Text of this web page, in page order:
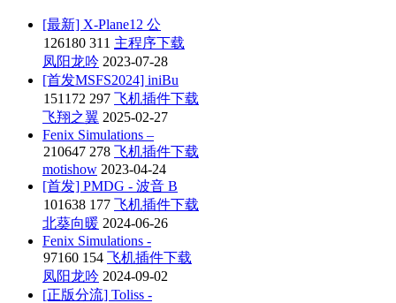
[最新] X-Plane12 公
126180 311 主程序下载
凤阳龙吟 2023-07-28
[首发MSFS2024] iniBu
151172 297 飞机插件下载
飞翔之翼 2025-02-27
Fenix Simulations –
210647 278 飞机插件下载
motishow 2023-04-24
[首发] PMDG - 波音 B
101638 177 飞机插件下载
北葵向暖 2024-06-26
Fenix Simulations -
97160 154 飞机插件下载
凤阳龙吟 2024-09-02
[正版分流] Toliss -